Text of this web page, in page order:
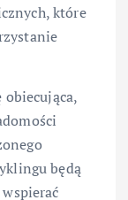
które
obiecująca,
będą